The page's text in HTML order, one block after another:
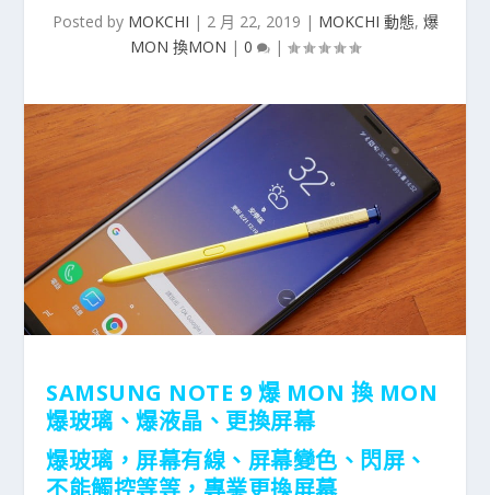
Posted by MOKCHI | 2 月 22, 2019 | MOKCHI 動態, 爆
MON 換MON | 0 |
SAMSUNG NOTE 9 爆 MON 換 MON
爆玻璃、爆液晶、更換屏幕
爆玻璃，屏幕有線、屏幕變色、閃屏、